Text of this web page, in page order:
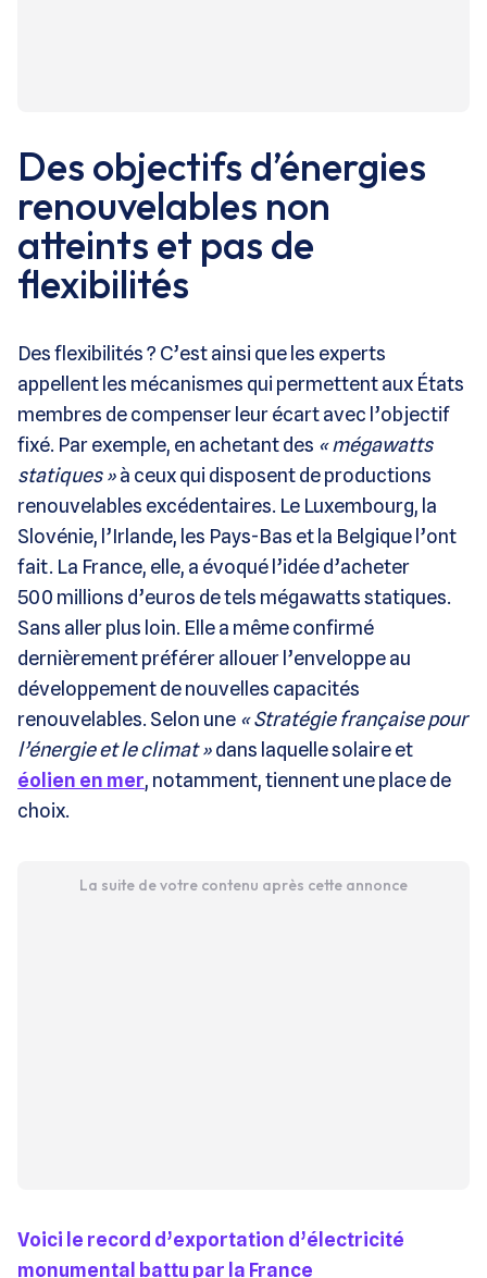
Des objectifs d’énergies
renouvelables non
atteints et pas de
flexibilités
Des flexibilités ? C’est ainsi que les experts
appellent les mécanismes qui permettent aux États
membres de compenser leur écart avec l’objectif
fixé. Par exemple, en achetant des « mégawatts
statiques »à ceux qui disposent de productions
renouvelables excédentaires. Le Luxembourg, la
Slovénie, l’Irlande, les Pays-Bas et la Belgique l’ont
fait. La France, elle, a évoqué l’idée d’acheter
500 millions d’euros de tels mégawatts statiques.
Sans aller plus loin. Elle a même confirmé
dernièrement préférer allouer l’enveloppe au
développement de nouvelles capacités
renouvelables. Selon une « Stratégie française pour
l’énergie et le climat »dans laquelle solaire et
éolien en mer, notamment, tiennent une place de
choix.
La suite de votre contenu après cette annonce
Voici le record d’exportation d’électricité
monumental battu par la France